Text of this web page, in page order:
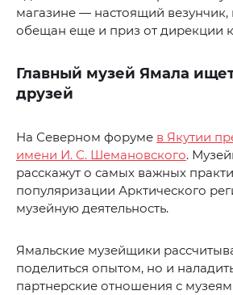
магазине — настоящий везунчик,
обещан еще и приз от дирекции
Главный музей Ямала
друзей
На Северном форуме в Якутии
имени И. С. Шемановского.
расскажут о самых важных
популяризации Арктического
музейную деятельность.
Ямальские музейщики
поделиться опытом, но и
партнерские отношения с